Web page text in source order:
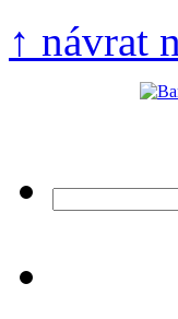
↑ návrat